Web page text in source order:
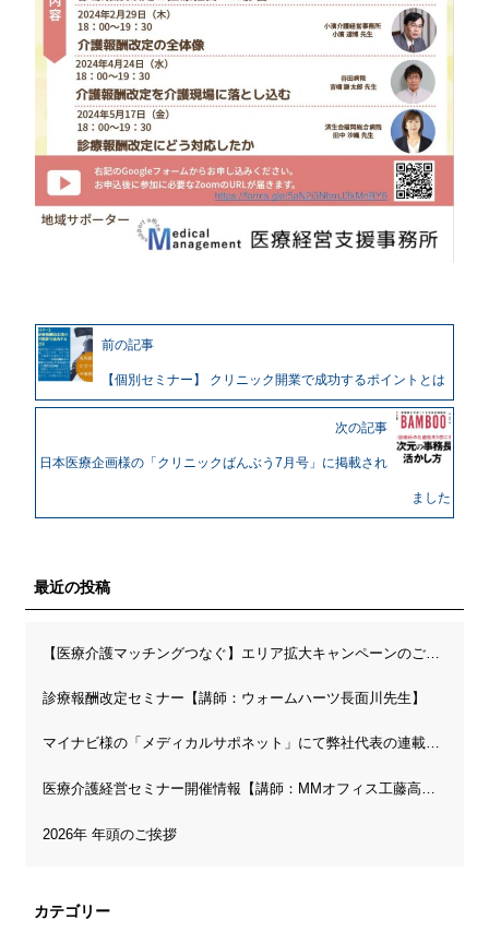
前の記事
【個別セミナー】 クリニック開業で成功するポイントとは
次の記事
日本医療企画様の「クリニックばんぶう7月号」に掲載され
ました
最近の投稿
診療報酬改定セミナー【講師：ウォームハーツ長面川先生】
マイナビ様の「メディカルサポネット」にて弊社代表の連載が開始されました
医療介護経営セミナー開催情報【講師：MMオフィス工藤高先生】
2026年 年頭のご挨拶
カテゴリー